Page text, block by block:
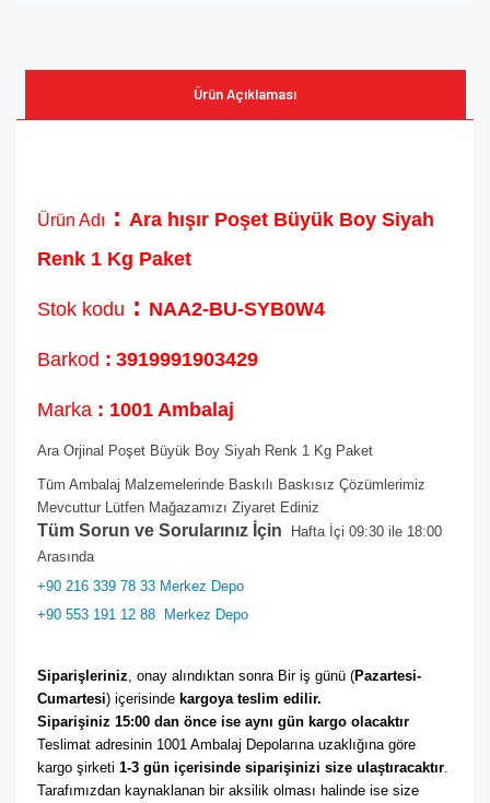
Ürün Açıklaması
Ürün Adı : Ara hışır Poşet Büyük Boy Siyah
Renk 1 Kg Paket
Stok kodu : NAA2-BU-SYB0W4
Barkod : 3919991903429
Marka : 1001 Ambalaj
Ara Orjinal Poşet Büyük Boy Siyah Renk 1 Kg Paket
Tüm Ambalaj Malzemelerinde Baskılı Baskısız Çözümlerimiz
Mevcuttur Lütfen Mağazamızı Ziyaret Ediniz
Tüm Sorun ve Sorularınız İçin Hafta İçi 09:30 ile 18:00
Arasında
+90 216 339 78 33 Merkez Depo
+90 553 191 12 88 Merkez Depo
Siparişleriniz , onay alındıktan sonra Bir iş günü (Pazartesi-
Cumartesi) içerisinde kargoya teslim edilir.
Siparişiniz 15:00 dan önce ise aynı gün kargo olacaktır
Teslimat adresinin 1001 Ambalaj Depolarına uzaklığına göre
kargo şirketi 1-3 gün içerisinde siparişinizi size ulaştıracaktır
Tarafımızdan kaynaklanan bir aksilik olması halinde ise size